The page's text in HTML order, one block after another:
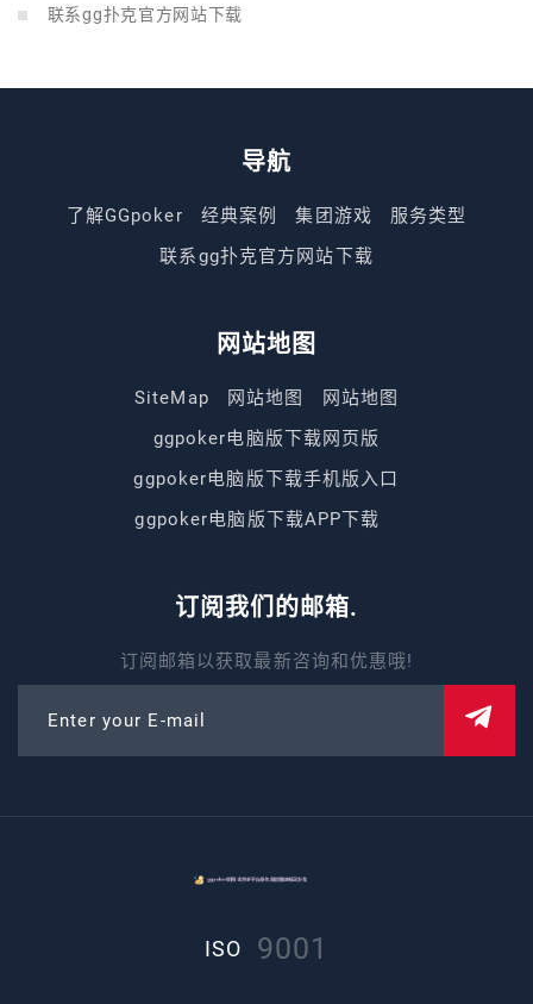
联系gg扑克官方网站下载
导航
了解GGpoker 经典案例 集团游戏
服务类型
联系gg扑克官方网站下载
网站地图
SiteMap 网站地图
网站地图
ggpoker电脑版下载网页版
ggpoker电脑版下载手机版入口
ggpoker电脑版下载APP下载
订阅我们的邮箱.
订阅邮箱以获取最新咨询和优惠哦!
Enter your E-mail
ISO 9001